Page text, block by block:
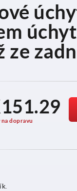
ze
dopravu